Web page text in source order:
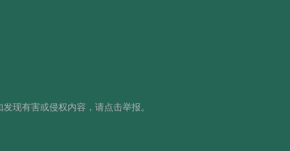
现有害或侵权内容，请点击举报。